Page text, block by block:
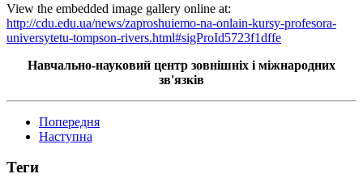
View the embedded image gallery online at:
http://cdu.edu.ua/news/zaproshuiemo-na-onlain-kursy-profesora-
universytetu-tompson-rivers.html#sigProId5723f1dffe
Навчально-науковий центр зовнішніх і міжнародних
зв'язків
Попередня
Наступна
Теги